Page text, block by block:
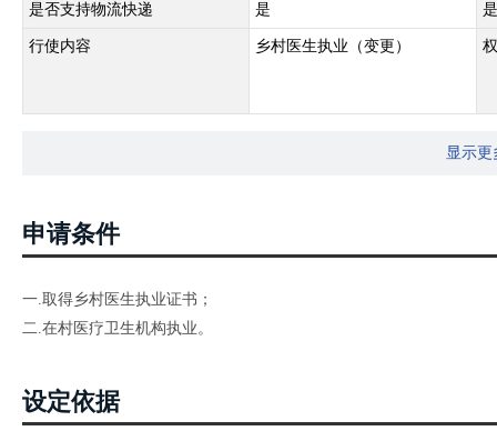
是否支持物流快递 是
行使内容 乡村医生执业（变更）
显示更
申请条件
一.取得乡村医生执业证书；
二.在村医疗卫生机构执业。
设定依据